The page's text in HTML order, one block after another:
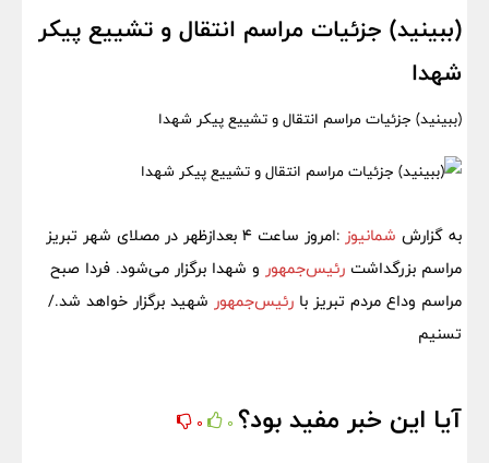
(ببینید) جزئیات مراسم انتقال و تشییع پیکر
شهدا
(ببینید) جزئیات مراسم انتقال و تشییع پیکر شهدا
به گزارش شمانیوز
:امروز ساعت ۴ بعدازظهر در مصلای شهر تبریز
مراسم بزرگداشت رئیس‌جمهور و شهدا برگزار می‌شود. فردا صبح
مراسم وداع مردم تبریز با رئیس‌جمهور شهید برگزار خواهد شد./
تسنیم
آیا این خبر مفید بود؟ 0
0